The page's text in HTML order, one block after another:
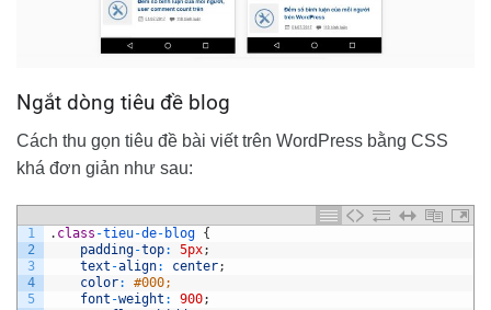
Ngắt dòng tiêu đề blog
Cách thu gọn tiêu đề bài viết trên WordPress bằng CSS
khá đơn giản như sau:
1
2
3
4
5
. class -tieu-de- blog {
padding-top: 5px;
text -align: center;
color:
#000;
font -weight : 900;